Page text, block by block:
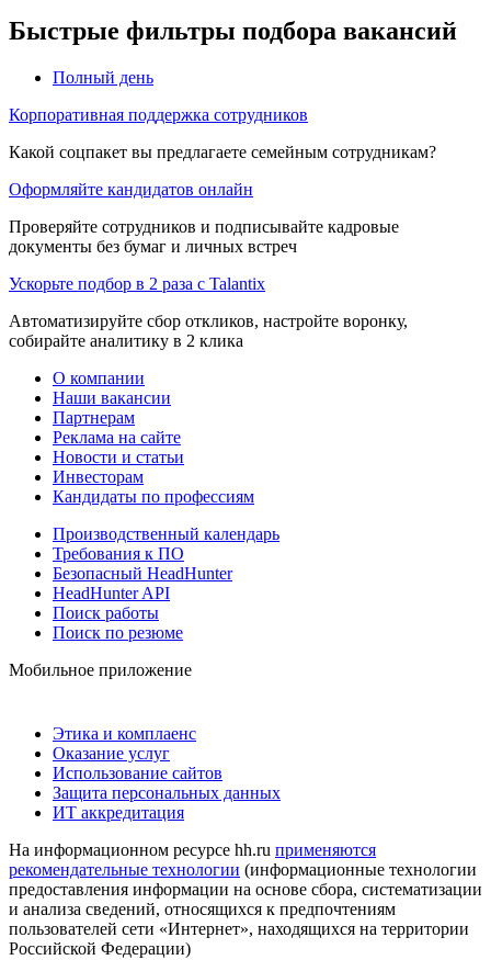
Быстрые фильтры подбора вакансий
Полный день
Корпоративная поддержка сотрудников
Какой соцпакет вы предлагаете семейным сотрудникам?
Оформляйте кандидатов онлайн
Проверяйте сотрудников и подписывайте кадровые
документы без бумаг и личных встреч
Ускорьте подбор в 2 раза с Talantix
Автоматизируйте сбор откликов, настройте воронку,
собирайте аналитику в 2 клика
О компании
Наши вакансии
Партнерам
Реклама на сайте
Новости и статьи
Инвесторам
Кандидаты по профессиям
Производственный календарь
Требования к ПО
Безопасный HeadHunter
HeadHunter API
Поиск работы
Поиск по резюме
Мобильное приложение
Этика и комплаенс
Оказание услуг
Использование сайтов
Защита персональных данных
ИТ аккредитация
На информационном ресурсе hh.ru применяются
рекомендательные технологии (информационные технологии
предоставления информации на основе сбора, систематизации
и анализа сведений, относящихся к предпочтениям
пользователей сети «Интернет», находящихся на территории
Российской Федерации)